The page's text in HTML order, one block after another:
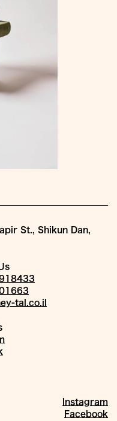
Instagram
Facebook
St., Shikun Dan,
tal.co.il